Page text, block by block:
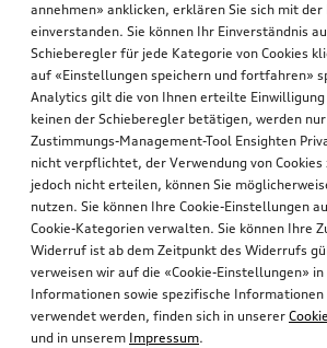
annehmen» anklicken, erklären Sie sich mit
einverstanden. Sie können Ihr Einverständnis
Schieberegler für jede Kategorie von Cookies
auf «Einstellungen speichern und fortfahren»
Analytics gilt die von Ihnen erteilte
keinen der Schieberegler betätigen, werden
Zustimmungs-Management-Tool Ensighten
nicht verpflichtet, der Verwendung von
jedoch nicht erteilen, können Sie
nutzen. Sie können Ihre Cookie-Einstellungen
Cookie-Kategorien verwalten. Sie können Ihre
Widerruf ist ab dem Zeitpunkt des Widerrufs
verweisen wir auf die «Cookie-Einstellungen»
Informationen sowie spezifische
verwendet werden, finden sich in unserer
und in unserem Impressum.